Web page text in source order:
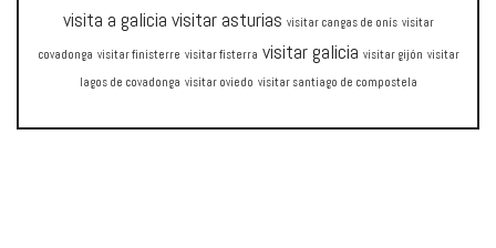
visita a galicia visitar asturias visitar cangas de onís visitar
covadonga visitar finisterre visitar fisterra visitar galicia visitar gijón visitar
lagos de covadonga visitar oviedo visitar santiago de compostela